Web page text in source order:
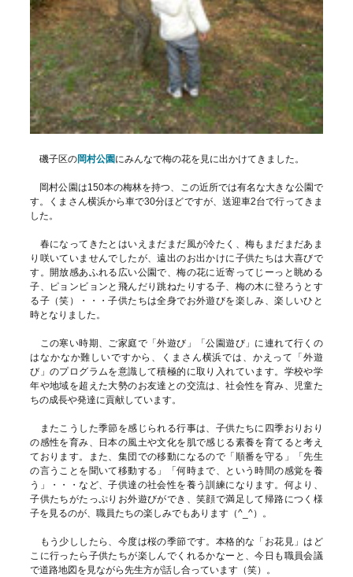
磯子区の岡村公園にみんなで梅の花を見に出かけてきました。
岡村公園は150本の梅林を持つ、この近所では有名な大きな公園で
す。くまさん横浜から車で30分ほどですが、送迎車2台で行ってきま
した。
春になってきたとはいえまだまだ風が冷たく、梅もまだまだあま
り咲いていませんでしたが、遠出のお出かけに子供たちは大喜びで
す。開放感あふれる広い公園で、梅の花に近寄ってじーっと眺める
子、ピョンビョンと飛んだり跳ねたりする子、梅の木に登ろうとす
る子（笑）・・・子供たちは全身でお外遊びを楽しみ、楽しいひと
時となりました。
この寒い時期、ご家庭で「外遊び」「公園遊び」に連れて行くの
はなかなか難しいですから、くまさん横浜では、かえって「外遊
び」のプログラムを意識して積極的に取り入れています。学校や学
年や地域を超えた大勢のお友達との交流は、社会性を育み、児童た
ちの成長や発達に貢献しています。
またこうした季節を感じられる行事は、子供たちに四季おりおり
の感性を育み、日本の風土や文化を肌で感じる素養を育てると考え
ております。また、集団での移動になるので「順番を守る」「先生
の言うことを聞いて移動する」「何時まで、という時間の感覚を養
う」・・・など、子供達の社会性を養う訓練になります。何より、
子供たちがたっぷりお外遊びができ、笑顔で満足して帰路につく様
子を見るのが、職員たちの楽しみでもあります（^_^）。
もう少ししたら、今度は桜の季節です。本格的な「お花見」はど
こに行ったら子供たちが楽しんでくれるかなーと、今日も職員会議
で道路地図を見ながら先生方が話し合っています（笑）。